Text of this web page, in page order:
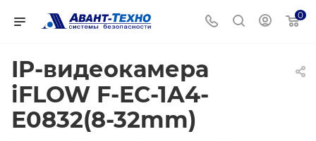
0
IP-видеокамера
iFLOW F-EC-1A4-
E0832(8-32mm)